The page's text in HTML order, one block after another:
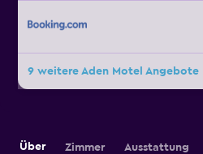
9 weitere Aden Motel Angebote
Über Zimmer Ausstattung